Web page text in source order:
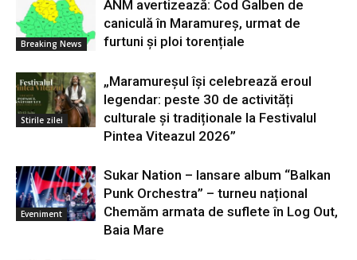
Breaking News
ANM avertizează: Cod Galben de
caniculă în Maramureș, urmat de
furtuni și ploi torențiale
Stirile zilei
„Maramureșul își celebrează eroul
legendar: peste 30 de activități
culturale și tradiționale la Festivalul
Pintea Viteazul 2026”
Eveniment
Sukar Nation – lansare album “Balkan
Punk Orchestra” – turneu național
Chemăm armata de suflete în Log Out,
Baia Mare